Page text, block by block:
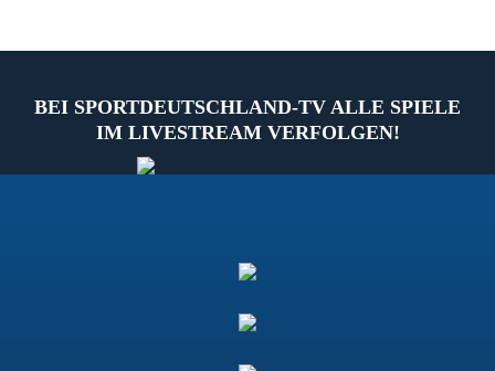
BEI SPORTDEUTSCHLAND-TV ALLE SPIELE
IM LIVESTREAM VERFOLGEN!